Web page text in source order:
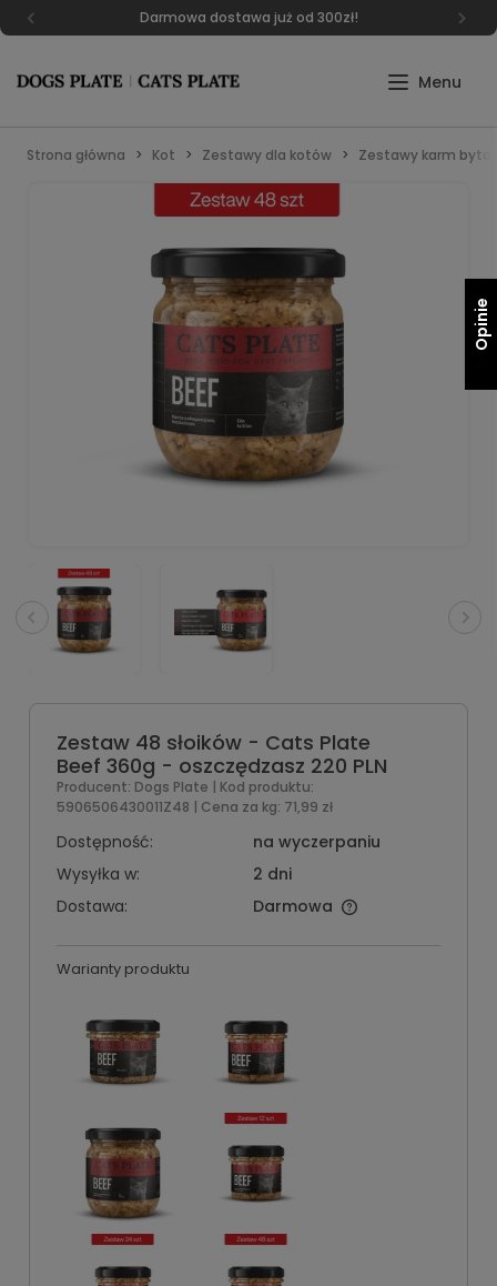
Darmowa dostawa już od 300zł!
Strona główna Kot Zestawy dla kotów Zestawy karm
Zestaw 48 słoików - Cats Plate
Beef 360g - oszczędzasz 220 PLN
Producent: Dogs Plate | Kod produktu:
5906506430011Z48 | Cena za kg: 71,99 zł
Dostępność:
na wyczerpaniu
Wysyłka w:
2 dni
Dostawa:
Darmowa
Warianty produktu
Opinie